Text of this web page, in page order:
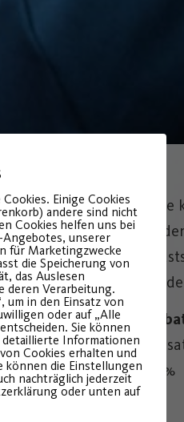
Abotermine
oder erstattet
wird per SEPA
eingezogen
eines Abos gibt es
des Post SV mit
im Hauptverein 10%
3%.
Einige Cookies
andere sind nicht
Cookies helfen uns bei
unserer
für Marketingzwecke
die Speicherung von
das Auslesen
deren Verarbeitung.
um in den Einsatz von
oder auf „Alle
Sie können
Informationen
Cookies erhalten und
können die Einstellungen
nachträglich jederzeit
oder unten auf